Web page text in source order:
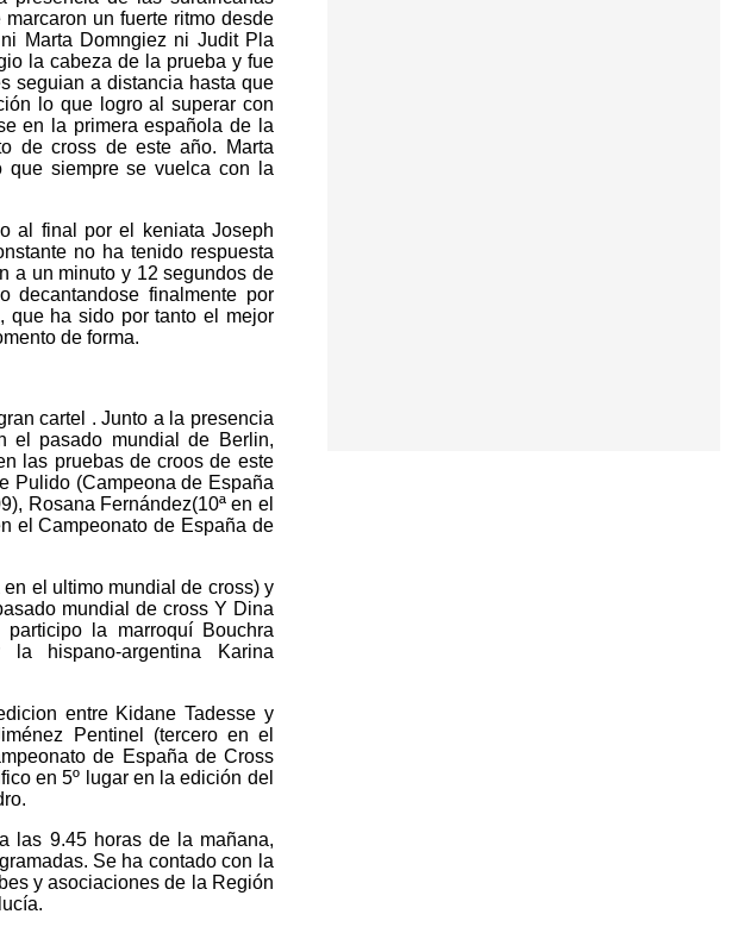
un fuerte ritmo desde
Marta Domngiez ni Judit Pla
la cabeza de la prueba y fue
seguian a distancia hasta que
lo que logro al superar con
en la primera española de la
de cross de este año. Marta
que siempre se vuelca con la
al final por el keniata Joseph
no ha tenido respuesta
a un minuto y 12 segundos de
decantandose finalmente por
que ha sido por tanto el mejor
de forma.
cartel . Junto a la presencia
el pasado mundial de Berlin,
las pruebas de croos de este
Pulido (Campeona de España
Rosana Fernández(10ª en el
el Campeonato de España de
el ultimo mundial de cross) y
mundial de cross Y Dina
la marroquí Bouchra
hispano-argentina Karina
entre Kidane Tadesse y
Pentinel (tercero en el
de España de Cross
en 5º lugar en la edición del
las 9.45 horas de la mañana,
Se ha contado con la
y asociaciones de la Región